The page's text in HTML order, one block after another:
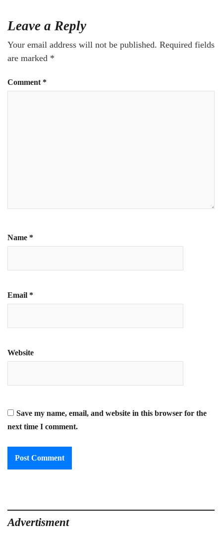
Leave a Reply
Your email address will not be published. Required fields
are marked *
Comment *
Name *
Email *
Website
Save my name, email, and website in this browser for the
next time I comment.
Advertisment